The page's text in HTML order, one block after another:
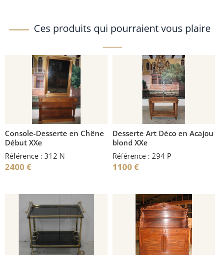
Ces produits qui pourraient vous plaire
Console-Desserte en Chêne
Début XXe
Référence : 312 N
2400 €
Desserte Art Déco en Acajou
blond XXe
Référence : 294 P
1100 €